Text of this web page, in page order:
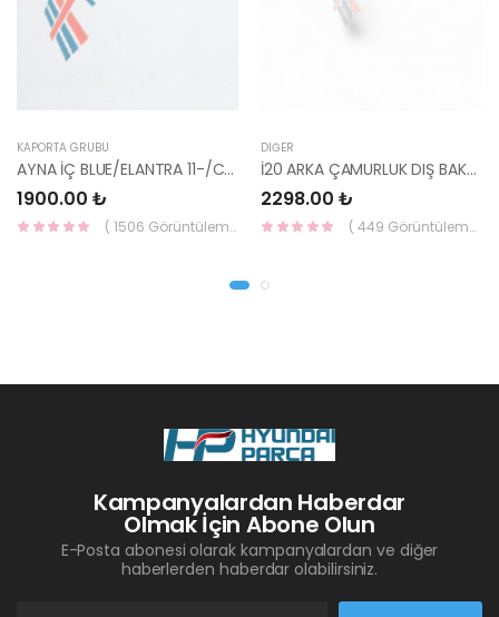
KAPORTA GRUBU
AYNA İÇ BLUE/ELANTRA 11-/CEED 10-/RİO 12-/SPORTAGE 11- 85101-3X100-HMC
1900.00 ₺
( 1506 Görüntüleme )
DIĞER
İ20 ARKA ÇAMURLUK DIŞ BAKALİTİ SOL 2015- ( PARLAK SİYAH ) 87360-C8000-YS
2298.00 ₺
( 449 Görüntüleme )
Kampanyalardan Haberdar
Olmak İçin Abone Olun
E-Posta abonesi olarak kampanyalardan ve diğer
haberlerden haberdar olabilirsiniz.